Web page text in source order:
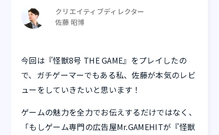
クリエイティブディレクター
佐藤 昭博
今回は『怪獣8号 THE GAME』をプレイしたの
で、ガチゲーマーでもある私、佐藤が本気のレビ
ューをしていきたいと思います！
ゲームの魅力を全力でお伝えするだけではなく、
「もしゲーム専門の広告屋Mr.GAMEHITが『怪獣